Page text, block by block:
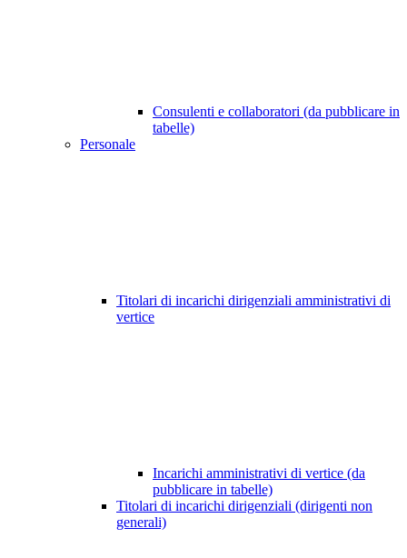
Consulenti e collaboratori (da pubblicare in
tabelle)
Personale
Titolari di incarichi dirigenziali amministrativi di
vertice
Incarichi amministrativi di vertice (da
pubblicare in tabelle)
Titolari di incarichi dirigenziali (dirigenti non
generali)